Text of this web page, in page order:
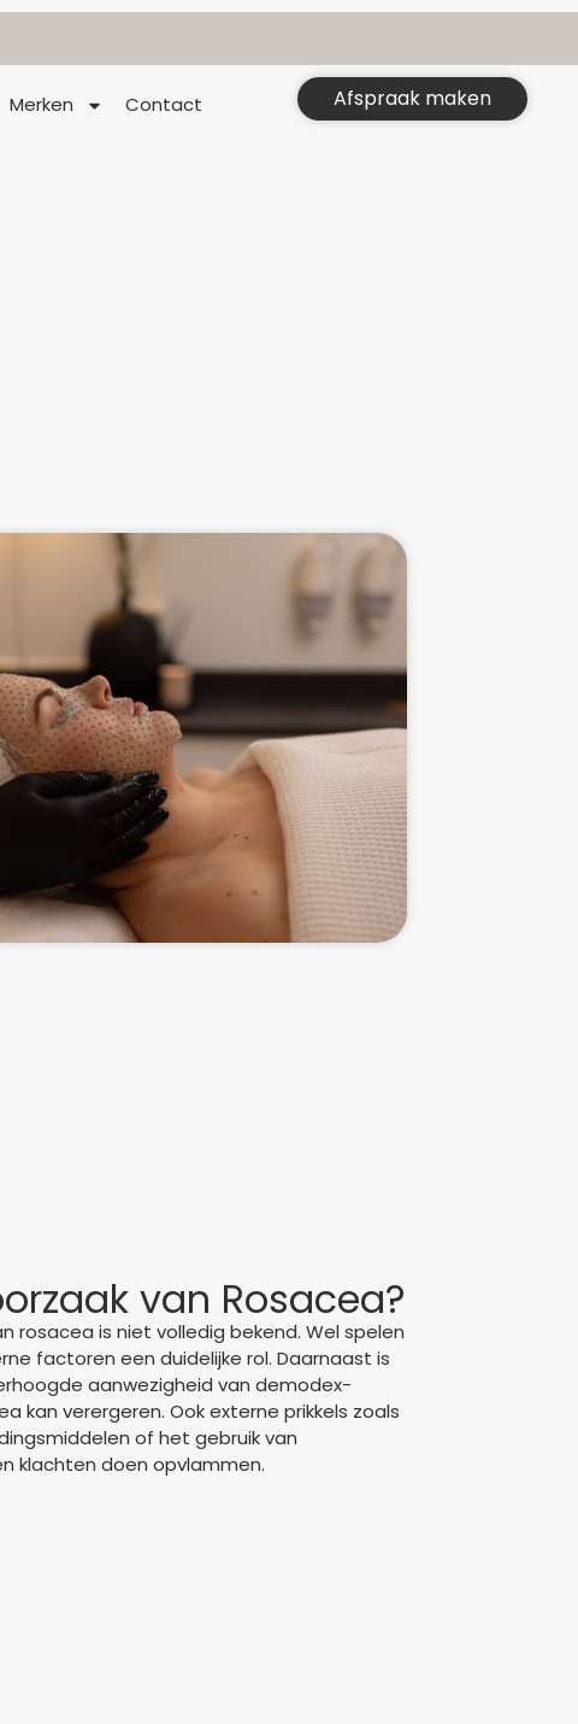
Merken Contact Afspraak maken
van Rosacea?
rosacea is niet volledig bekend. Wel spelen
factoren een duidelijke rol. Daarnaast is
aanwezigheid van demodex-
kan verergeren. Ook externe prikkels zoals
of het gebruik van
klachten doen opvlammen.